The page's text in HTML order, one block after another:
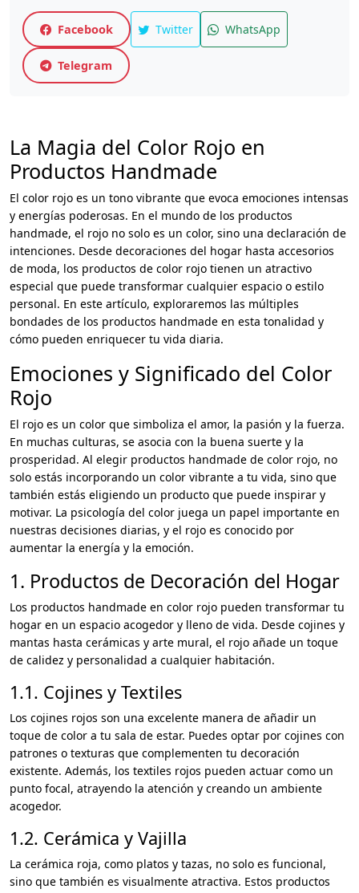
Facebook Twitter WhatsApp
Telegram
La Magia del Color Rojo en
Productos Handmade
El color rojo es un tono vibrante que evoca emociones intensas
y energías poderosas. En el mundo de los productos
handmade, el rojo no solo es un color, sino una declaración de
intenciones. Desde decoraciones del hogar hasta accesorios
de moda, los productos de color rojo tienen un atractivo
especial que puede transformar cualquier espacio o estilo
personal. En este artículo, exploraremos las múltiples
bondades de los productos handmade en esta tonalidad y
cómo pueden enriquecer tu vida diaria.
Emociones y Significado del Color
Rojo
El rojo es un color que simboliza el amor, la pasión y la fuerza.
En muchas culturas, se asocia con la buena suerte y la
prosperidad. Al elegir productos handmade de color rojo, no
solo estás incorporando un color vibrante a tu vida, sino que
también estás eligiendo un producto que puede inspirar y
motivar. La psicología del color juega un papel importante en
nuestras decisiones diarias, y el rojo es conocido por
aumentar la energía y la emoción.
1. Productos de Decoración del Hogar
Los productos handmade en color rojo pueden transformar tu
hogar en un espacio acogedor y lleno de vida. Desde cojines y
mantas hasta cerámicas y arte mural, el rojo añade un toque
de calidez y personalidad a cualquier habitación.
1.1. Cojines y Textiles
Los cojines rojos son una excelente manera de añadir un
toque de color a tu sala de estar. Puedes optar por cojines con
patrones o texturas que complementen tu decoración
existente. Además, los textiles rojos pueden actuar como un
punto focal, atrayendo la atención y creando un ambiente
acogedor.
1.2. Cerámica y Vajilla
La cerámica roja, como platos y tazas, no solo es funcional,
sino que también es visualmente atractiva. Estos productos